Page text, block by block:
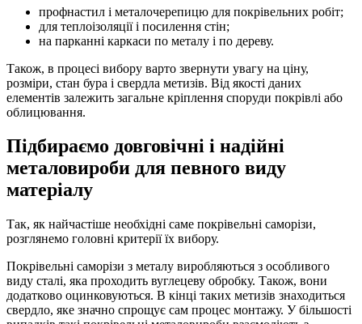
профнастил і металочерепицю для покрівельних робіт;
для теплоізоляції і посилення стін;
на парканні каркаси по металу і по дереву.
Також, в процесі вибору варто звернути увагу на ціну,
розміри, стан бура і свердла метизів. Від якості даних
елементів залежить загальне кріплення споруди покрівлі або
облицювання.
Підбираємо довговічні і надійні
металовироби для певного виду
матеріалу
Так, як найчастіше необхідні саме покрівельні саморізи,
розглянемо головні критерії їх вибору.
Покрівельні саморізи з металу виробляються з особливого
виду сталі, яка проходить вуглецеву обробку. Також, вони
додатково оцинковуються. В кінці таких метизів знаходиться
свердло, яке значно спрощує сам процес монтажу. У більшості